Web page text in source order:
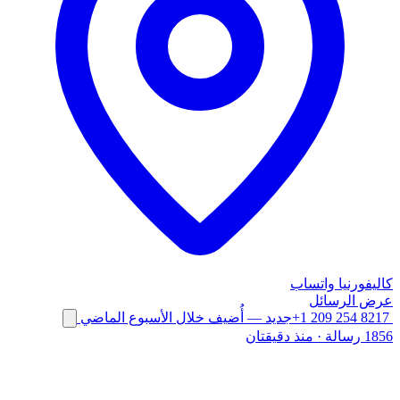
كاليفورنيا واتساب
عرض الرسائل
+1 209 254 8217جديد — أُضيف خلال الأسبوع الماضي
1856 رسالة
· منذ دقيقتان